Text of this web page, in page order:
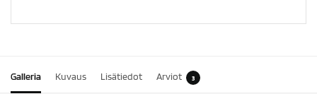
Galleria Kuvaus Lisätiedot Arviot 3